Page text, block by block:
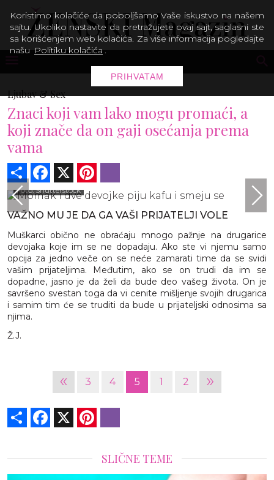
Ljubav & Sex
Znaci koji vam lako mogu promaći, a
koji znače da on gaji osećanja prema
vama
Share Facebook
Foto: Shutterstock
VAŽNO MU JE DA GA VAŠI PRIJATELJI VOLE
Muškarci obično ne obraćaju mnogo pažnje na drugarice
devojaka koje im se ne dopadaju. Ako ste vi njemu samo
opcija za jedno veče on se neće zamarati time da se svidi
vašim prijateljima. Međutim, ako se on trudi da im se
dopadne, jasno je da želi da bude deo vašeg života. On je
savršeno svestan toga da vi cenite mišljenje svojih drugarica
i samim tim će se truditi da bude u prijateljski odnosima sa
njima.
Ž.J.
« 3 4 5 1 2 »
Share Facebook
SLIČNE TEME
Koristimo kolačiće da poboljšamo Vaše iskustvo na našem
sajtu. Ukoliko nastavite da pretražujete ovaj sajt, saglasni ste
sa korišćenjem web kolačića. Za više informacija pogledajte
našu Politiku kolačića .
PRIHVATAM